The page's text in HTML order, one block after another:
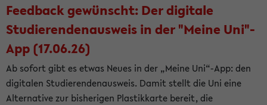
Feedback gewünscht: Der digitale
Studierendenausweis in der "Meine Uni"-
App (17.06.26)
Ab sofort gibt es etwas Neues in der „Meine Uni“-App: den
digitalen Studierendenausweis. Damit stellt die Uni eine
Alternative zur bisherigen Plastikkarte bereit, die